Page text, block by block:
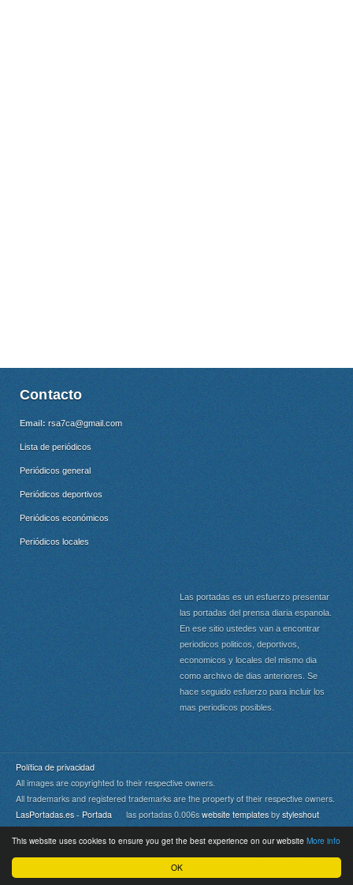
OK
This website uses cookies to ensure you get the best experience on our website More info
Contacto
Email: rsa7ca@gmail.com
Lista de periódicos
Periódicos general
Periódicos deportivos
Periódicos económicos
Periódicos locales
Las portadas es un esfuerzo presentar
las portadas del prensa diaria espanola.
En ese sitio ustedes van a encontrar
periodicos politicos, deportivos,
economicos y locales del mismo dia
como archivo de dias anteriores. Se
hace seguido esfuerzo para incluir los
mas periodicos posibles.
Política de privacidad
All images are copyrighted to their respective owners.
All trademarks and registered trademarks are the property of their respective owners.
LasPortadas.es - Portada las portadas 0.006s website templates by styleshout